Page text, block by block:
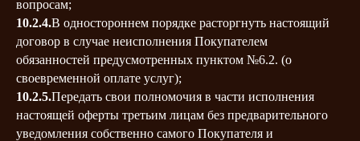
вопросам;
10.2.4.В одностороннем порядке расторгнуть настоящий
договор в случае неисполнения Покупателем
обязанностей предусмотренных пунктом №6.2. (о
своевременной оплате услуг);
10.2.5.Передать свои полномочия в части исполнения
настоящей оферты третьим лицам без предварительного
уведомления собственно самого Покупателя и